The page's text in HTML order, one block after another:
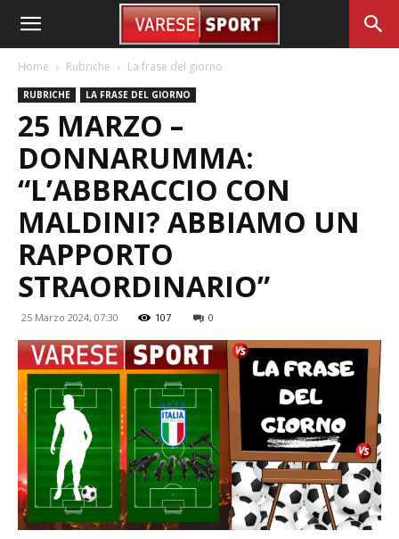
Home Rubriche La frase del giorno
RUBRICHE LA FRASE DEL GIORNO
25 MARZO –
DONNARUMMA:
“L’ABBRACCIO CON
MALDINI? ABBIAMO UN
RAPPORTO
STRAORDINARIO”
25 Marzo 2024, 07:30 107 0